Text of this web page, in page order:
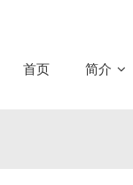
首页 简介